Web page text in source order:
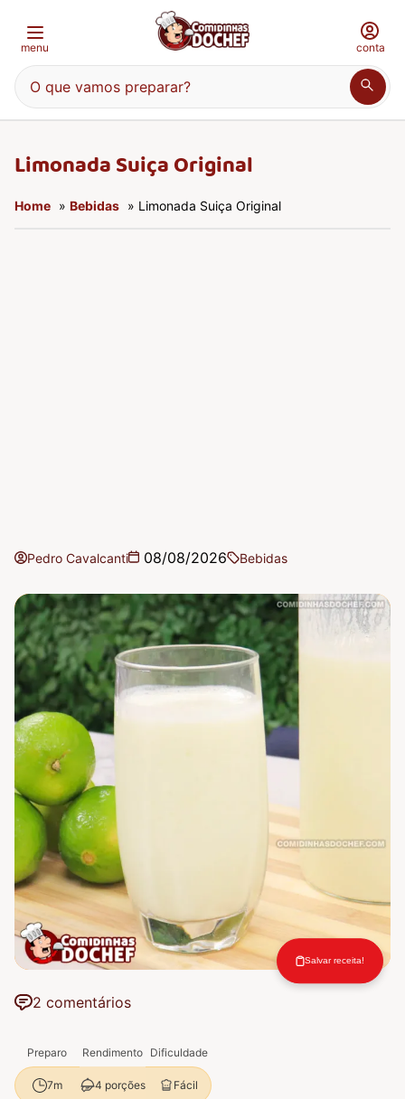
menu
O que vamos preparar?
conta
Limonada Suiça Original
Home » Bebidas » Limonada Suiça Original
Pedro Cavalcanti 08/08/2026 Bebidas
2 comentários
Salvar receita!
Preparo Rendimento Dificuldade
7m 4 porções Fácil